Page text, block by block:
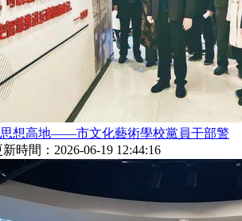
思想高地——市文化藝術學校黨員干部警
新時間：2026-06-19 12:44:16